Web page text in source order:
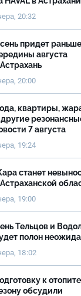
20:32
придет раньше
августа
20:00
квартиры,
7 августа
19:24
станет
19:00
Тельцов и
полон
18:02
к
обсудили